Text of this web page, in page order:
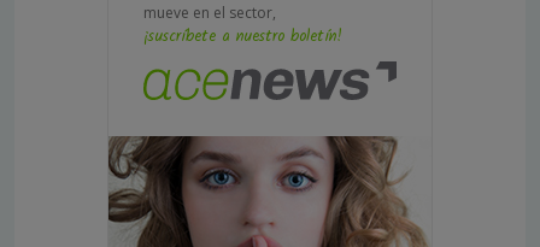
mueve en el sector,
¡suscríbete a nuestro boletín!